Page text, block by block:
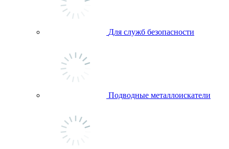
Для служб безопасности
Подводные металлоискатели